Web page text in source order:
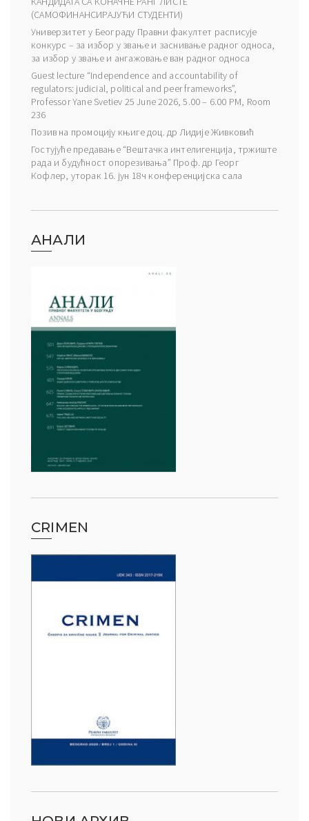
(САМОФИНАНСИРАЈУЋИ СТУДЕНТИ)
Универзитет у Београду Правни факултет расписује
конкурс – за избор у звање и заснивање радног односа,
за избор у звање и ангажовање ван радног односа
Guest lecture “Independence and accountability of
regulators: judicial, political and peer frameworks”,
Professor Yane Svetiev 25 June 2026, 5.00 – 6.00 PM, Room
236
Позив на промоцију књиге доц. др Лидије Живковић
Гостујуће предавање “Вештачка интелигенција, тржиште
рада и будућност опорезивања” Проф. др Георг
Кофлер, уторак 16. јун 18ч конференцијска сала
АНАЛИ
CRIMEN